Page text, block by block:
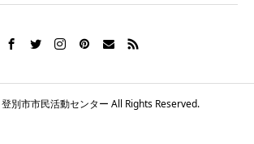
別市市民活動センター All Rights Reserved.